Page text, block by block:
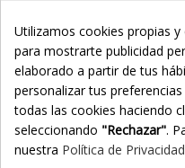
Detalles del producto
eKomi Reviews
Utilidad
Propiedades
Utilizamos cookies propias
para mostrarte publicidad
elaborado a partir de tus
personalizar tus
todas las cookies haciendo
seleccionando "Rechazar".
nuestra Política de